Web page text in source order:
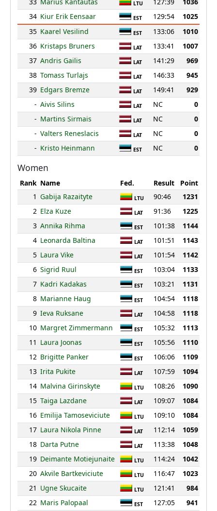
LTU
34 Kiur Erik Eensaar EST 129:54
1025
35 Kaarel Vesilind EST 133:06
1010
36 Kristaps Bruners LAT 133:41
1007
37 Andris Gailis LAT 141:29
969
38 Tomass Turlajs LAT 146:33
945
39 Edgars Bremze LAT 149:41
929
- Aivis Silins LAT NC
0
- Martins Sirmais LAT NC
0
- Valters Reneslacis LAT NC
0
- Kristo Heinmann EST NC 0
Women
Rank Name Fed. Result
Point
1 Gabija Razaityte LTU 90:46
1231
2 Elza Kuze LAT 91:36
1225
3 Annika Rihma EST 101:38
1144
4 Leonarda Baltina LAT 101:51
1143
5 Laura Vike LAT 101:54
1142
6 Sigrid Ruul EST 103:04
1133
7 Kadri Kadakas EST 103:21
1131
8 Marianne Haug EST 104:54
1118
9 Ieva Ruksane LAT 104:58
1118
10 Margret Zimmermann EST 105:32
1113
11 Laura Joonas EST 105:56
1110
12 Brigitte Panker EST 106:06
1109
13 Irita Pukite LAT 107:59
1094
14 Malvina Girinskyte LTU 108:26
1090
15 Taiga Lazdane LAT 109:07
1084
16 Emilija Tamoseviciute LTU 109:10
1084
17 Laura Nikola Pinne LAT 112:14
1059
18 Darta Putne LAT 113:38
1048
19 Deimante Motiejunaite LTU 114:24
1042
20 Akvile Bartkeviciute LTU 116:47
1023
21 Ugne Skucaite LTU 121:41
984
22 Maris Palopaal EST 127:05 941